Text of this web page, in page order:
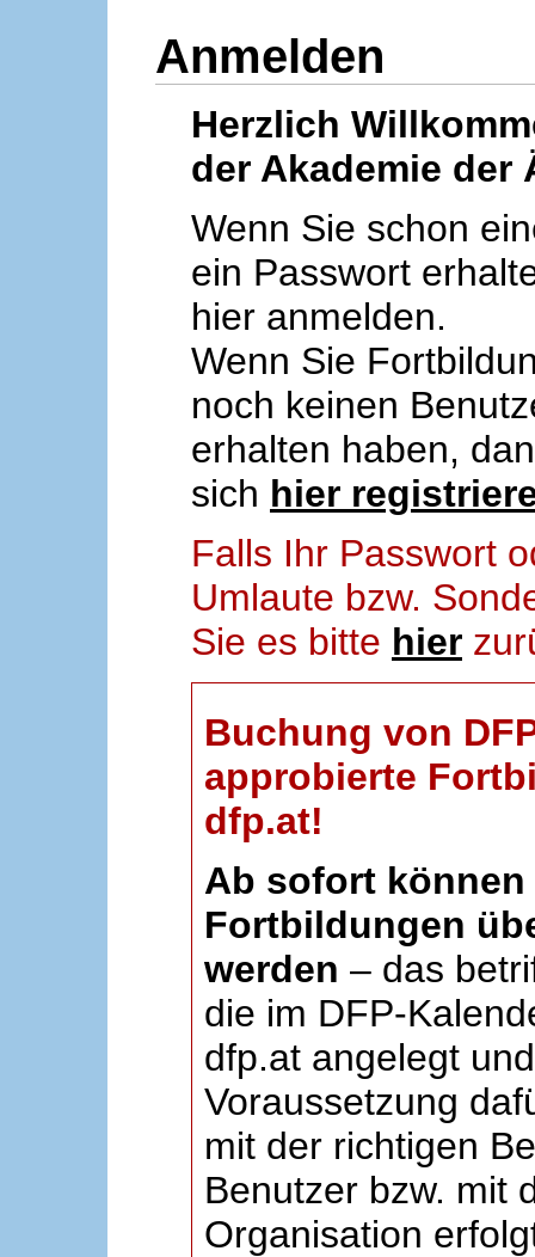
Anmelden
Herzlich
der Akademie der
Wenn Sie schon
ein Passwort
hier anmelden.
Wenn Sie
noch keinen
erhalten haben,
sich hier
Falls Ihr Passwort
Umlaute bzw.
Sie es bitte hier
Buchung von
approbierte
dfp.at!
Ab sofort können
Fortbildungen
werden – das
die im DFP-
dfp.at angelegt
Voraussetzung
mit der richtigen
Benutzer bzw. mit
Organisation